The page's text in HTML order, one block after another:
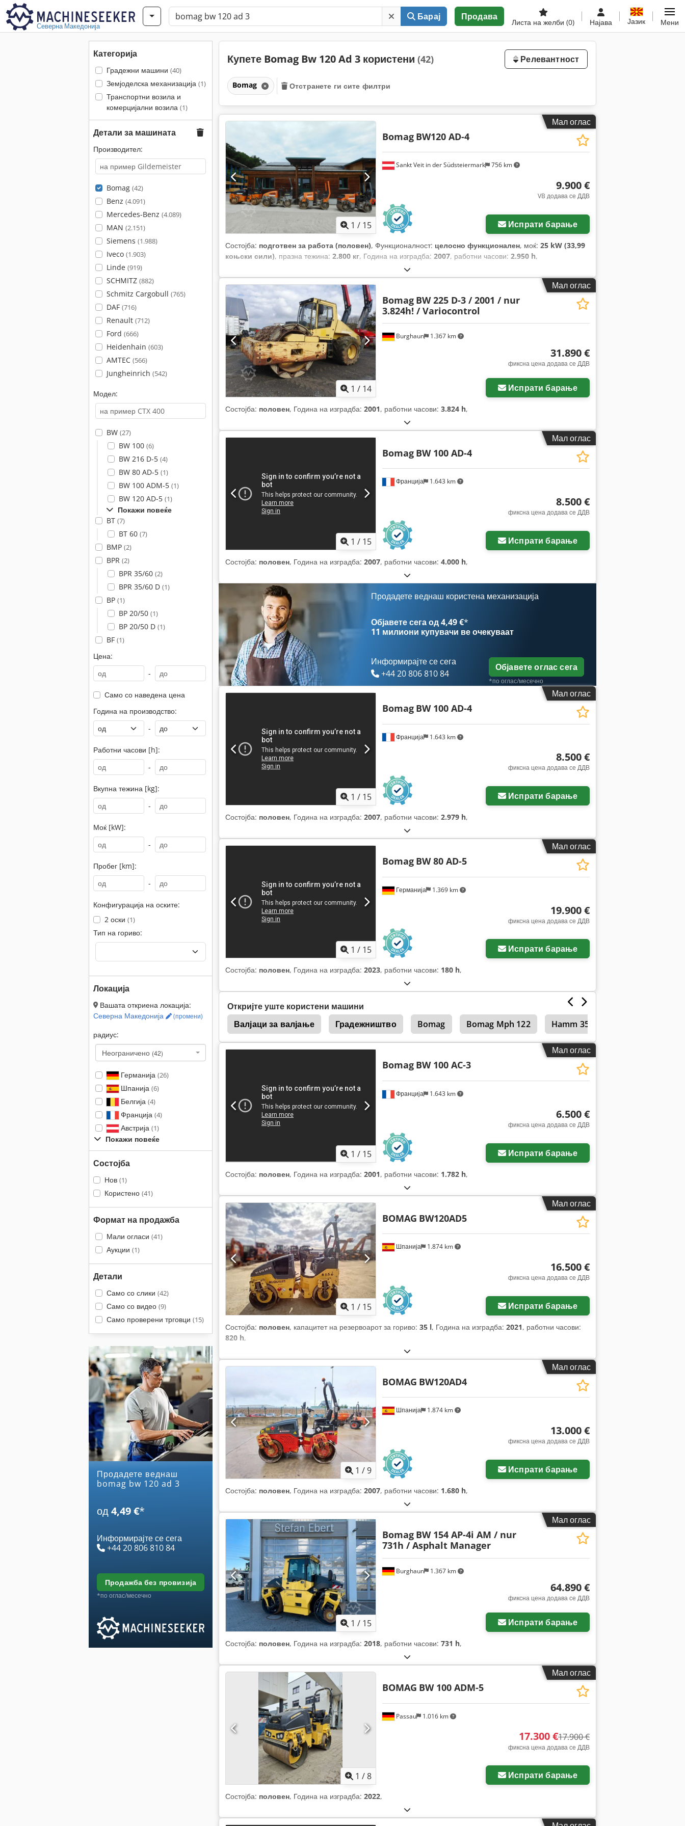
Северна Македонија
Барај Продава
Листа на желби (0) Најава Јазик Мени
Категорија
Градежни машини (40)
Земјоделска механизација (1)
Транспортни возила и
комерцијални возила (1)
Детали за машината
Производител:
Bomag (42)
Benz (4.091)
Mercedes-Benz (4.089)
MAN (2.151)
Siemens (1.988)
Iveco (1.903)
Linde (919)
SCHMITZ (882)
Schmitz Cargobull (765)
DAF (716)
Renault (712)
Ford (666)
Heidenhain (603)
AMTEC (566)
Jungheinrich (542)
Модел:
BW (27)
BW 100 (6)
BW 216 D-5 (4)
BW 80 AD-5 (1)
BW 100 ADM-5 (1)
BW 120 AD-5 (1)
Покажи повеќе
BT (7)
BT 60 (7)
BMP (2)
BPR (2)
BPR 35/60 (2)
BPR 35/60 D (1)
BP (1)
BP 20/50 (1)
BP 20/50 D (1)
BF (1)
Цена:
-
Само со наведена цена
Година на производство:
-
Работни часови [h]:
-
Вкупна тежина [kg]:
-
Моќ [kW]:
-
Пробег [km]:
-
Конфигурација на оските:
2 оски (1)
Тип на гориво:
Локација
Вашата откриена локација:
Северна Македонија
(промени)
радиус:
Неограничено (42)
Германија (26)
Шпанија (6)
Белгија (4)
Франција (4)
Австрија (1)
Покажи повеќе
Состојба
Нов (1)
Користено (41)
Формат на продажба
Мали огласи (41)
Аукции (1)
Детали
Само со слики (42)
Само со видео (9)
Само проверени трговци (15)
Продадете веднаш
bomag bw 120 ad 3
од4,49 €*
Информирајте се сега
+44 20 806 810 84
продажба без провизија
*по оглас/месечно
Купете Bomag Bw 120 Ad 3 користени (42) Релевантност
Bomag Отстранете ги сите филтри
Мал оглас
1 / 15
Sankt Veit in der Südsteiermark 756 km
Bomag BW120 AD-4
9.900 €
VB додава се ДДВ
Испрати барање
Состојба: подготвен за работа (половен), Функционалност: целосно функционален, моќ: 25 kW (33,99
коњски сили), празна тежина: 2.800 кг, Година на изградба: 2007, работни часови: 2.950 h,
Мал оглас
1 / 14
Burghaun 1.367 km
Bomag BW 225 D-3 / 2001 / nur
3.824h! / Variocontrol
31.890 €
фиксна цена додава се ДДВ
Испрати барање
Состојба: половен, Година на изградба: 2001, работни часови: 3.824 h,
Мал оглас
1 / 15
Франција 1.643 km
Bomag BW 100 AD-4
8.500 €
фиксна цена додава се ДДВ
Испрати барање
Состојба: половен, Година на изградба: 2007, работни часови: 4.000 h,
Продадете веднаш користена механизација
Објавете сега од 4,49 €*
11 милиони купувачи ве очекуваат
Информирајте се сега
+44 20 806 810 84
Објавете оглас сега
*по оглас/месечно
Мал оглас
1 / 15
Франција 1.643 km
Bomag BW 100 AD-4
8.500 €
фиксна цена додава се ДДВ
Испрати барање
Состојба: половен, Година на изградба: 2007, работни часови: 2.979 h,
Мал оглас
1 / 15
Германија 1.369 km
Bomag BW 80 AD-5
19.900 €
фиксна цена додава се ДДВ
Испрати барање
Состојба: половен, Година на изградба: 2023, работни часови: 180 h,
Откријте уште користени машини
Валјаци за валјање
Градежништво Bomag Bomag Mph 122 Hamm 3520
Мал оглас
1 / 15
Франција 1.643 km
Bomag BW 100 AC-3
6.500 €
фиксна цена додава се ДДВ
Испрати барање
Состојба: половен, Година на изградба: 2001, работни часови: 1.782 h,
Мал оглас
1 / 15
Шпанија 1.874 km
BOMAG BW120AD5
16.500 €
фиксна цена додава се ДДВ
Испрати барање
Состојба: половен, капацитет на резервоарот за гориво: 35 l, Година на изградба: 2021, работни часови:
820 h,
Мал оглас
1 /9
Шпанија 1.874 km
BOMAG BW120AD4
13.000 €
фиксна цена додава се ДДВ
Испрати барање
Состојба: половен, Година на изградба: 2007, работни часови: 1.680 h,
Мал оглас
1 / 15
Burghaun 1.367 km
Bomag BW 154 AP-4i AM / nur
731h / Asphalt Manager
64.890 €
фиксна цена додава се ДДВ
Испрати барање
Состојба: половен, Година на изградба: 2018, работни часови: 731 h,
Мал оглас
1 /8
Passau 1.016 km
BOMAG BW 100 ADM-5
17.300 €17.900 €
фиксна цена додава се ДДВ
Испрати барање
Состојба: половен, Година на изградба: 2022,